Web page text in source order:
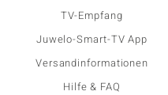
TV-Empfang
Juwelo-Smart-TV App
Versandinformationen
Hilfe & FAQ